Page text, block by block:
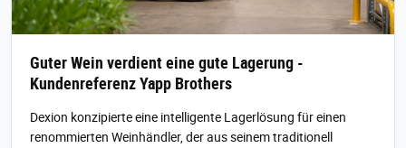
Guter Wein verdient eine gute Lagerung -
Kundenreferenz Yapp Brothers
Dexion konzipierte eine intelligente Lagerlösung für einen
renommierten Weinhändler, der aus seinem traditionell